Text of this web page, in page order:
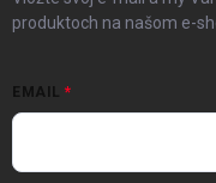
produktoch na našom e-
EMAIL